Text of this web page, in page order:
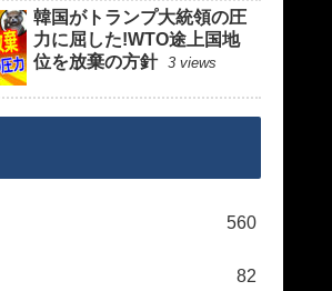
韓国がトランプ大統領の圧
力に屈した!WTO途上国地
位を放棄の方針 3 views
560
82